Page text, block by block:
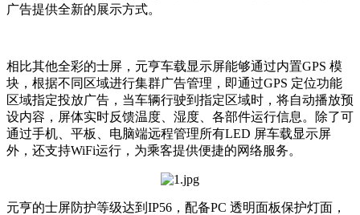
广告提供全新的展示方式。
相比其他全彩的士屏，元亨车载显示屏能够通过内置GPS 模
块，根据不同区域进行集群广告管理，即通过GPS 定位功能
区域指定投放广告，当车辆行驶到指定区域时，将自动播放预
设内容，屏体实时反馈温度、湿度、各部件运行信息。除了可
通过手机、平板、电脑端远程管理所有LED 屏车载显示屏
外，还支持WiFi运行，为乘客提供便捷的网络服务。
元亨的士屏防护等级达到IP56，配备PC 透明面板保护灯面，